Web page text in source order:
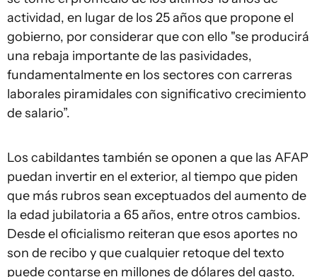
actividad, en lugar de los 25 años que propone el
gobierno, por considerar que con ello "se producirá
una rebaja importante de las pasividades,
fundamentalmente en los sectores con carreras
laborales piramidales con significativo crecimiento
de salario”.
Los cabildantes también se oponen a que las AFAP
puedan invertir en el exterior, al tiempo que piden
que más rubros sean exceptuados del aumento de
la edad jubilatoria a 65 años, entre otros cambios.
Desde el oficialismo reiteran que esos aportes no
son de recibo y que cualquier retoque del texto
puede contarse en millones de dólares del gasto.